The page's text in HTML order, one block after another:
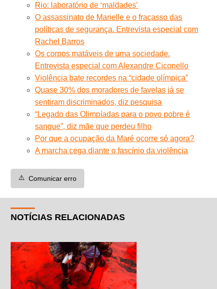
Rio: laboratório de ‘maldades’
O assassinato de Marielle e o fracasso das
políticas de segurança. Entrevista especial com
Rachel Barros
Os corpos matáveis de uma sociedade.
Entrevista especial com Alexandre Ciconello
Violência bate recordes na “cidade olímpica”
Quase 30% dos moradores de favelas já se
sentiram discriminados, diz pesquisa
“Legado das Olimpíadas para o povo pobre é
sangue”, diz mãe que perdeu filho
Por que a ocupação da Maré ocorre só agora?
A marcha cega diante o fascínio da violência
⚠️ Comunicar erro
NOTÍCIAS RELACIONADAS